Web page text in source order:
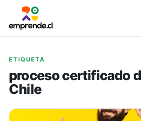
ETIQUETA
proceso certificado
Chile